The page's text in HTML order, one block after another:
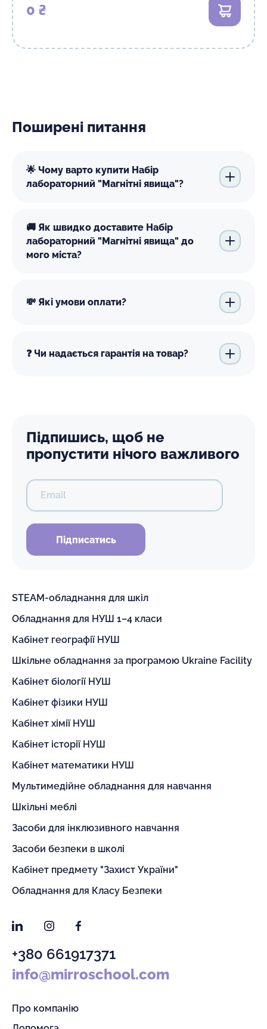
0 ₴ В кошик
Поширені питання
🌟 Чому варто купити Набір
лабораторний "Магнітні явища"?
🚚 Як швидко доставите Набір
лабораторний "Магнітні явища" до
мого міста?
💸 Які умови оплати?
❓ Чи надається гарантія на товар?
Підпишись, щоб не
пропустити нічого важливого
Email
Підписатись
STEAM-обладнання для шкіл
Обладнання для НУШ 1–4 класи
Кабінет географії НУШ
Шкільне обладнання за програмою Ukraine Facility
Кабінет біології НУШ
Кабінет фізики НУШ
Кабінет хімії НУШ
Кабінет історії НУШ
Кабінет математики НУШ
Мультимедійне обладнання для навчання
Шкільні меблі
Засоби для інклюзивного навчання
Засоби безпеки в школі
Кабінет предмету "Захист України"
Обладнання для Класу Безпеки
LinkedInInstagramFacebook
+380 661917371
info@mirroschool.com
Про компанію